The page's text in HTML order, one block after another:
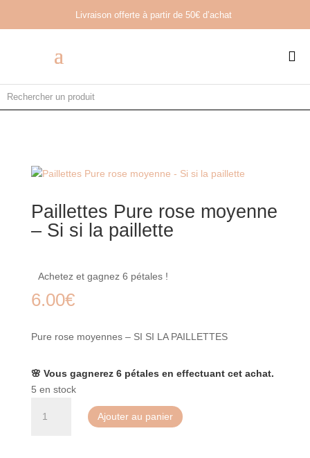
Livraison offerte à partir de 50€ d’achat

Paillettes Pure rose moyenne
– Si si la paillette
Achetez et gagnez 6 pétales !
6.00€
Pure rose moyennes – SI SI LA PAILLETTES
🌸 Vous gagnerez 6 pétales en effectuant cet achat.
5 en stock
Ajouter au panier